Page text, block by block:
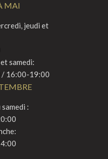
MAI
jeudi et
samedi:
16:00-19:00
: